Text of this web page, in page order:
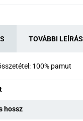
TOVÁBBI LEÍRÁS
100% pamut
hossz